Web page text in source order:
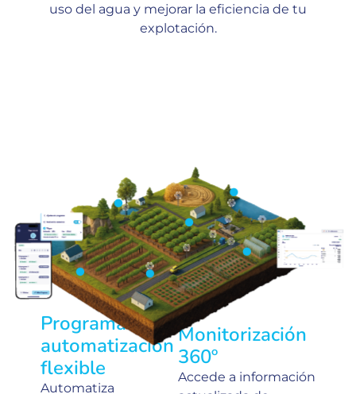
uso del agua y mejorar la eficiencia de tu
explotación.
Programación y
automatización
flexible
Automatiza
Monitorización
360º
Accede a información